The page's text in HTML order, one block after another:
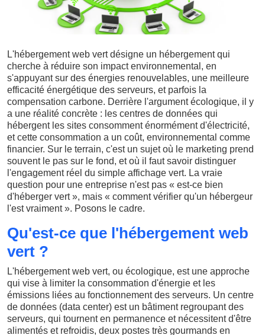
L'hébergement web vert désigne un hébergement qui
cherche à réduire son impact environnemental, en
s'appuyant sur des énergies renouvelables, une meilleure
efficacité énergétique des serveurs, et parfois la
compensation carbone. Derrière l'argument écologique, il y
a une réalité concrète : les centres de données qui
hébergent les sites consomment énormément d'électricité,
et cette consommation a un coût, environnemental comme
financier. Sur le terrain, c'est un sujet où le marketing prend
souvent le pas sur le fond, et où il faut savoir distinguer
l'engagement réel du simple affichage vert. La vraie
question pour une entreprise n'est pas « est-ce bien
d'héberger vert », mais « comment vérifier qu'un hébergeur
l'est vraiment ». Posons le cadre.
Qu'est-ce que l'hébergement web
vert ?
L'hébergement web vert, ou écologique, est une approche
qui vise à limiter la consommation d'énergie et les
émissions liées au fonctionnement des serveurs. Un centre
de données (data center) est un bâtiment regroupant des
serveurs, qui tournent en permanence et nécessitent d'être
alimentés et refroidis, deux postes très gourmands en